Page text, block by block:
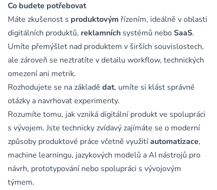
Co budete potřebovat
Máte zkušenost s produktovým řízením, ideálně v oblasti
digitálních produktů, reklamních systémů nebo SaaS.
Umíte přemýšlet nad produktem v širších souvislostech,
ale zároveň se neztratíte v detailu workflow, technických
omezení ani metrik.
Rozhodujete se na základě dat, umíte si klást správné
otázky a navrhovat experimenty.
Rozumíte tomu, jak vzniká digitální produkt ve spolupráci
s vývojem. Jste technicky zvídavý zajímáte se o moderní
způsoby produktové práce včetně využitíautomatizace,
machine learningu, jazykových modelů a AI nástrojů pro
návrh, prototypování nebo spolupráci s vývojovým
týmem.